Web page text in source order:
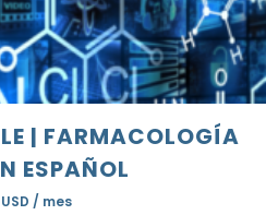
| FARMACOLOGÍA
ESPAÑOL
USD / mes